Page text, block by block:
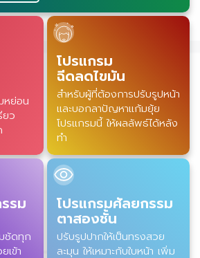
หย่อน
ยว
โปรแกรม
ฉีดลดไขมัน
สำหรับผู้ที่ต้องการปรับรูปหน้า
และบอกลาปัญหาแก้มยุ้ย
โปรแกรมนี้ ให้ผลลัพธ์ได้หลัง
ทำ
รม
ชัดทุก
เข้า
โปรแกรมศัลยกรรม
ตาสองชั้น
ปรับรูปปากให้เป็นทรงสวย
ละมุน ให้เหมาะกับใบหน้า เพิ่ม